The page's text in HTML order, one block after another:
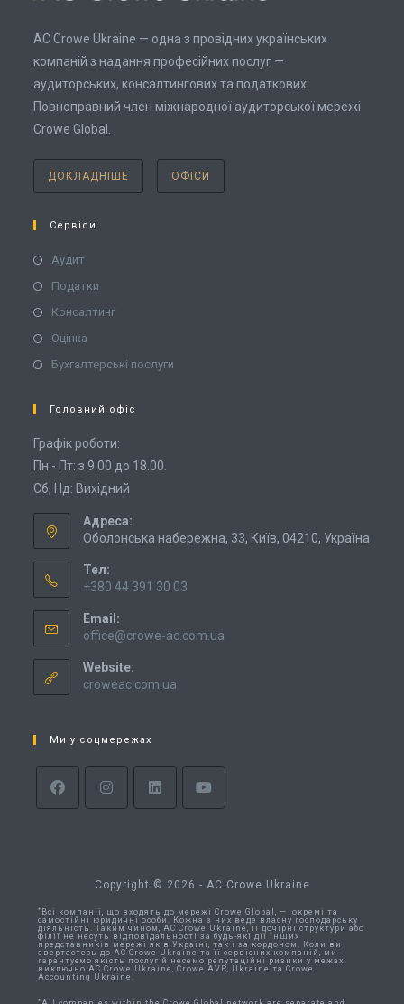
AC Crowe Ukraine — одна з провідних українських
компаній з надання професійних послуг —
аудиторських, консалтингових та податкових.
Повноправний член міжнародної аудиторської мережі
Crowe Global.
ДОКЛАДНІШЕ ОФІСИ
Сервіси
Аудит
Податки
Консалтинг
Оцінка
Бухгалтерські послуги
Головний офіс
Графік роботи:
Пн - Пт: з 9.00 до 18.00.
Сб, Нд: Вихідний
Адреса:
Оболонська набережна, 33, Київ, 04210, Україна
Тел:
+380 44 391 30 03
Email:
office@crowe-ac.com.ua
Website:
croweac.com.ua
Ми у соцмережах
Copyright © 2026 - AC Crowe Ukraine
* Всі компанії, що входять до мережі Crowe Global, — окремі та
самостійні юридичні особи. Кожна з них веде власну господарську
діяльність. Таким чином, AC Crowe Ukraine, її дочірні структури або
філії не несуть відповідальності за будь-які дії інших
представників мережі як в Україні, так і за кордоном. Коли ви
звертаєтесь до AC Crowe Ukraine та її сервісних компаній, ми
гарантуємо якість послуг й несемо репутаційні ризики у межах
виключно AC Crowe Ukraine, Crowe AVR, Ukraine та Crowe
Accounting Ukraine.
*